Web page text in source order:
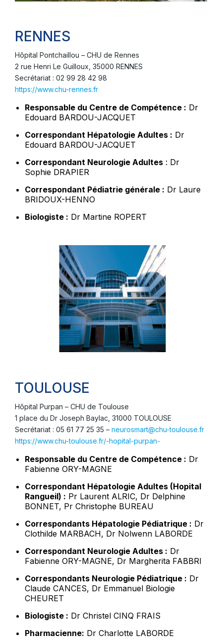
RENNES
Hôpital Pontchaillou – CHU de Rennes
2 rue Henri Le Guilloux, 35000 RENNES
Secrétariat : 02 99 28 42 98
https://www.chu-rennes.fr
Responsable du Centre de Compétence : Dr
Edouard BARDOU-JACQUET
Correspondant Hépatologie Adultes : Dr
Edouard BARDOU-JACQUET
Correspondant Neurologie Adultes : Dr
Sophie DRAPIER
Correspondant Pédiatrie générale : Dr Laure
BRIDOUX-HENNO
Biologiste : Dr Martine ROPERT
TOULOUSE
Hôpital Purpan – CHU de Toulouse
1 place du Dr Joseph Baylac, 31000 TOULOUSE
Secrétariat : 05 61 77 25 35 – neurosmart@chu-toulouse.fr
https://www.chu-toulouse.fr/-hopital-purpan-
Responsable du Centre de Compétence : Dr
Fabienne ORY-MAGNE
Correspondant Hépatologie Adultes (Hopital
Rangueil) : Pr Laurent ALRIC, Dr Delphine
BONNET, Pr Christophe BUREAU
Correspondants Hépatologie Pédiatrique : Dr
Clothilde MARBACH, Dr Nolwenn LABORDE
Correspondant Neurologie Adultes : Dr
Fabienne ORY-MAGNE, Dr Margherita FABBRI
Correspondants Neurologie Pédiatrique : Dr
Claude CANCES, Dr Emmanuel Biologie
CHEURET
Biologiste : Dr Christel CINQ FRAIS
Pharmacienne: Dr Charlotte LABORDE